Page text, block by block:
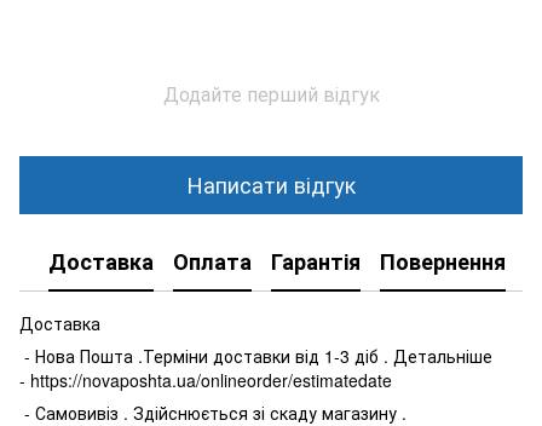
Додайте перший відгук
Написати відгук
Доставка Оплата Гарантія Повернення
Доставка
- Нова Пошта .Терміни доставки від 1-3 діб . Детальніше
- https://novaposhta.ua/onlineorder/estimatedate
- Самовивіз . Здійснюється зі скаду магазину .